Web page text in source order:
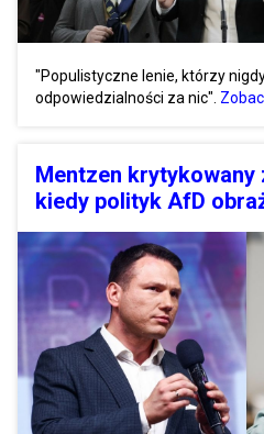
"Populistyczne lenie, którzy
odpowiedzialności za nic".
Mentzen krytykowany
kiedy polityk AfD